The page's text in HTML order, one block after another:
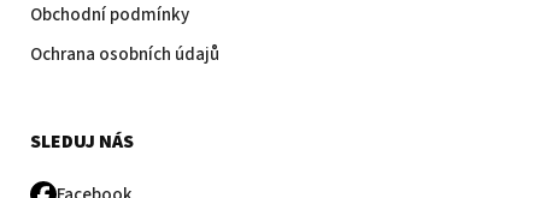
Obchodní podmínky
Ochrana osobních údajů
SLEDUJ NÁS